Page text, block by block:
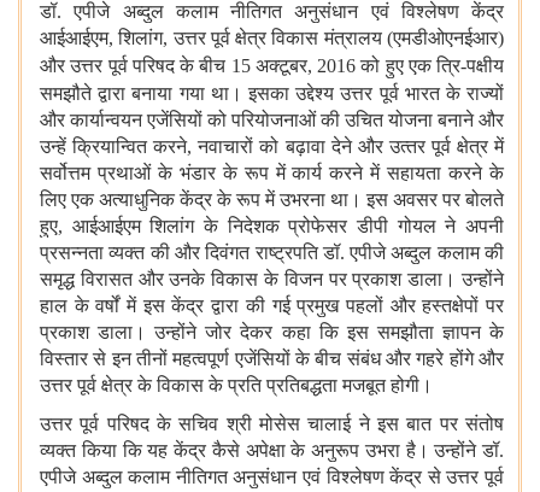
डॉ. एपीजे अब्दुल कलाम नीतिगत अनुसंधान एवं विश्लेषण केंद्र
आईआईएम, शिलांग, उत्तर पूर्व क्षेत्र विकास मंत्रालय (एमडीओएनईआर)
और उत्तर पूर्व परिषद के बीच 15अक्टूबर, 2016को हुए एक त्रि-पक्षीय
समझौते द्वारा बनाया गया था। इसका उद्देश्य उत्तर पूर्व भारत के राज्यों
और कार्यान्वयन एजेंसियों को परियोजनाओं की उचित योजना बनाने और
उन्हें क्रियान्वित करने,नवाचारों को बढ़ावा देने और उत्‍तर पूर्व क्षेत्र में
सर्वोत्तम प्रथाओं के भंडार के रूप में कार्य करने में सहायता करने के
लिए एक अत्याधुनिक केंद्र के रूप में उभरना था। इस अवसर पर बोलते
हुए, आईआईएम शिलांग के निदेशक प्रोफेसर डीपी गोयल ने अपनी
प्रसन्‍नता व्यक्त की और दिवंगत राष्ट्रपति डॉ. एपीजे अब्दुल कलाम की
समृद्ध विरासत और उनके विकास के विजन पर प्रकाश डाला। उन्होंने
हाल के वर्षों में इस केंद्र द्वारा की गई प्रमुख पहलों और हस्तक्षेपों पर
प्रकाश डाला। उन्होंने जोर देकर कहा कि इस समझौता ज्ञापन के
विस्‍तार से इन तीनों महत्वपूर्ण एजेंसियों के बीच संबंध और गहरे होंगे और
उत्तर पूर्व क्षेत्र के विकास के प्रति प्रतिबद्धता मजबूत होगी।
उत्तर पूर्व परिषद के सचिव श्री मोसेस चालाई ने इस बात पर संतोष
व्यक्त किया कि यह केंद्र कैसे अपेक्षा के अनुरूप उभरा है। उन्होंने डॉ.
एपीजे अब्दुल कलाम नीतिगत अनुसंधान एवं विश्‍लेषण केंद्र से उत्तर पूर्व